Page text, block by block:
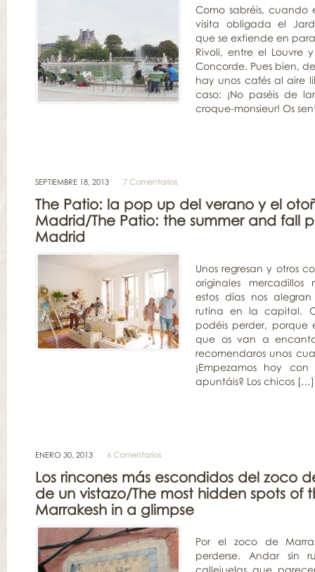
Como sabréis, cuando
visita obligada el
que se extiende en
Rivoli, entre el Louvre
Concorde. Pues bien,
hay unos cafés al aire
caso: ¡No paséis de
croque-monsieur! Os
SEPTIEMBRE 18, 2013 7 Comentarios
The Patio: la pop up del verano y el
Madrid/The Patio: the summer and fall
Madrid
Unos regresan y otros
originales mercadillos
estos días nos
rutina en la capital.
podéis perder, porque
que os van a
recomendaros unos
¡Empezamos hoy
apuntáis? Los chicos […]
ENERO 30, 2013 6 Comentarios
Los rincones más escondidos del zoco
de un vistazo/The most hidden spots of
Marrakesh in a glimpse
Por el zoco de
perderse. Andar sin
callejuelas que